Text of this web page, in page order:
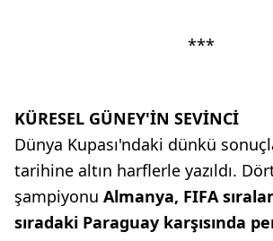
***
KÜRESEL GÜNEY'İN SEVİNCİ
Dünya Kupası'ndaki dünkü
tarihine altın harflerle yazıldı.
şampiyonu Almanya, FIFA
sıradaki Paraguay karşısında